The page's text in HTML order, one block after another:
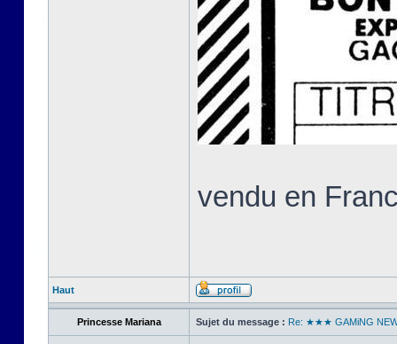
vendu en
Haut
Princesse Mariana Sujet du message : Re: ★★★ GAMiNG